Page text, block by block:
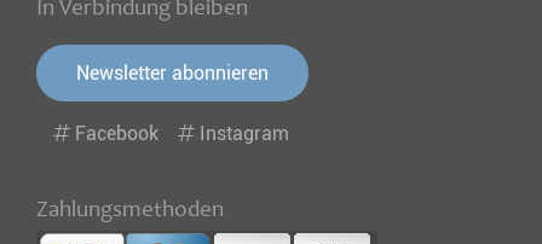
In Verbindung bleiben
Newsletter abonnieren
Facebook Instagram
Zahlungsmethoden